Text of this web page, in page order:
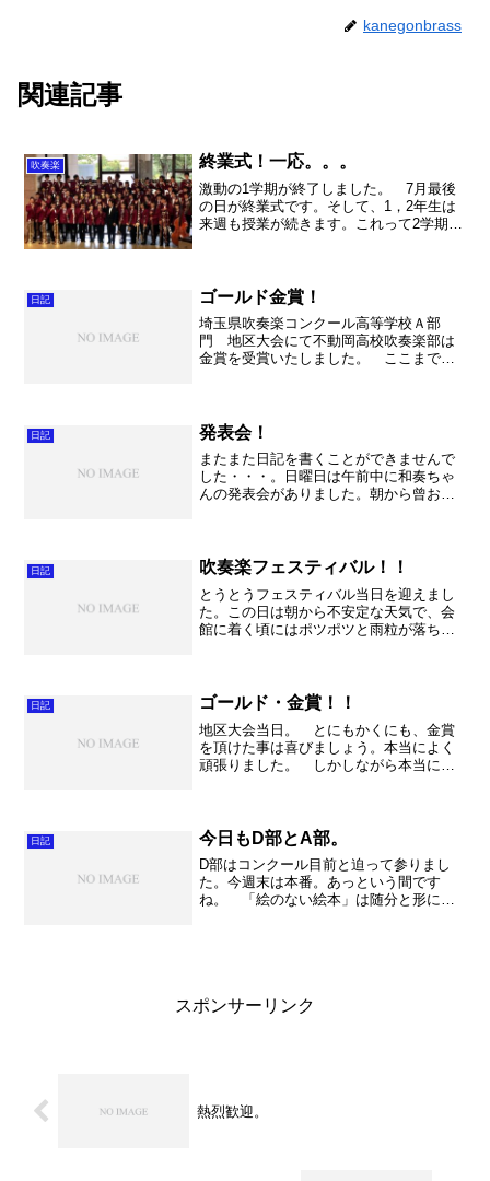
kanegonbrass
関連記事
吹奏楽 終業式！一応。。。
激動の1学期が終了しました。 7月最後
の日が終業式です。そして、1，2年生は
来週も授業が続きます。これって2学期？
らで見かけられる...
日記 ゴールド金賞！
埼玉県吹奏楽コンクール高等学校Ａ部
門 地区大会にて不動岡高校吹奏楽部は
金賞を受賞いたしました。 ここまで応
はり優秀な生徒、意識の高さ...
日記 発表会！
またまた日記を書くことができませんで
した・・・。日曜日は午前中に和奏ちゃ
んの発表会がありました。朝から曾おじ
ビデオ片手に押すな押すな大...
日記 吹奏楽フェスティバル！！
とうとうフェスティバル当日を迎えまし
た。この日は朝から不安定な天気で、会
館に着く頃にはポツポツと雨粒が落ち始
「初めて」というのは勝手...
日記 ゴールド・金賞！！
地区大会当日。 とにもかくにも、金賞
を頂けた事は喜びましょう。本当によく
頑張りました。 しかしながら本当に多
地区大会の演奏では「...
日記 今日もD部とA部。
D部はコンクール目前と迫って参りまし
た。今週末は本番。あっという間です
ね。 「絵のない絵本」は随分と形にな
スポンサーリンク
熱烈歓迎。